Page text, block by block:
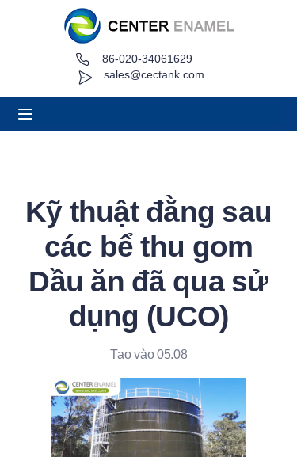
sales@cectank.com
86-020-34061629
Kỹ thuật đằng sau
các bể thu gom
Dầu ăn đã qua sử
dụng (UCO)
Tạo vào 05.08
Trang chủ
Về
Trường hợp dự án
Yêu cầu báo giá